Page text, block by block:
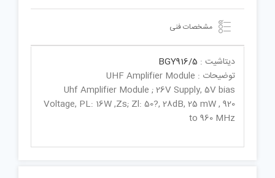
مشخصات فنی
دیتاشیت : BGY916/5
توضیحات : UHF Amplifier Module
Uhf Amplifier Module ; 26V Supply, 5V bias
Voltage, PL: 16W ,Zs; Zl: 50?, 28dB, 25 mW , 920
to 960 MHz